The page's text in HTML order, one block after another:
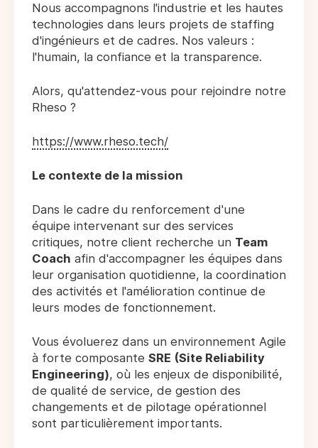
Nous accompagnons l'industrie et les hautes
technologies dans leurs projets de staffing
d'ingénieurs et de cadres. Nos valeurs :
l'humain, la confiance et la transparence.
Alors, qu'attendez-vous pour rejoindre notre
Rheso ?
https://www.rheso.tech/
Le contexte de la mission
Dans le cadre du renforcement d'une
équipe intervenant sur des services
critiques, notre client recherche un Team
Coach afin d'accompagner les équipes dans
leur organisation quotidienne, la coordination
des activités et l'amélioration continue de
leurs modes de fonctionnement.
Vous évoluerez dans un environnement Agile
à forte composante SRE (Site Reliability
Engineering), où les enjeux de disponibilité,
de qualité de service, de gestion des
changements et de pilotage opérationnel
sont particulièrement importants.